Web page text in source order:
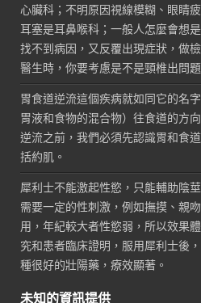
心臟科；不明原因視線模糊、眼睛
耳塞是耳鼻喉科；一般人怎麼會想
找不到病因，又反覆出現症狀，做
醫生時，你要考慮是不是頸椎出問
胃食道逆流這個疾病就如同它的名
胃液和食物的混合物）往食道的方
逆流之前，我們必須先認識胃和食
括約肌。
犀利士不能激起性慾，只能輔助陰
需要一定的性刺激，例如撫摸、親
用，年紀較大者性慾弱，所以效果
究和患者臨床證明，服用犀利士後
種很好的壯陽藥，療效顯著。
未知的資訊提供